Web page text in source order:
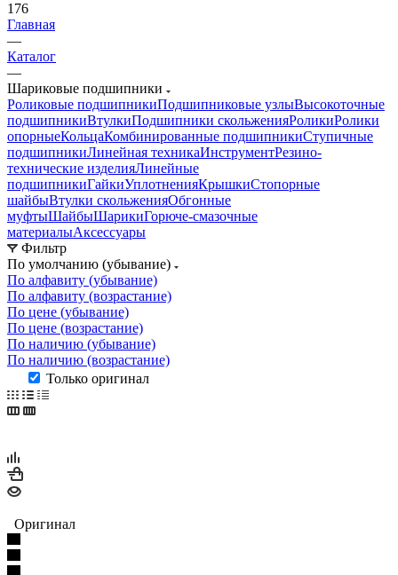
176
Главная
—
Каталог
—
Шариковые подшипники
Роликовые подшипникиПодшипниковые узлыВысокоточные
подшипникиВтулкиПодшипники скольженияРоликиРолики
опорныеКольцаКомбинированные подшипникиСтупичные
подшипникиЛинейная техникаИнструментРезино-
технические изделияЛинейные
подшипникиГайкиУплотненияКрышкиСтопорные
шайбыВтулки скольженияОбгонные
муфтыШайбыШарикиГорюче-смазочные
материалыАксессуары
Фильтр
По умолчанию (убывание)
По алфавиту (убывание)
По алфавиту (возрастание)
По цене (убывание)
По цене (возрастание)
По наличию (убывание)
По наличию (возрастание)
Только оригинал
Оригинал